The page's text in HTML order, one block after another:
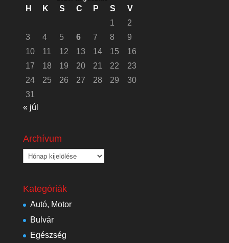
H K S C P S
V
1
2
3
4 5 6 7 8
9
10
11 12 13 14 15
16
17
18 19 20 21 22
23
24
25 26 27 28 29
30
31
« júl
Archívum
Archívum
Kategóriák
Autó, Motor
Bulvár
Egészség